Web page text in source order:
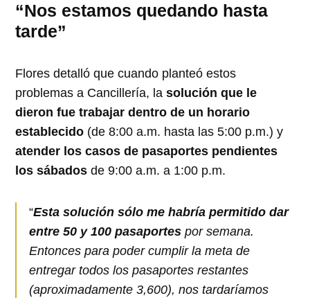
“Nos estamos quedando hasta
tarde”
Flores detalló que cuando planteó estos
problemas a Cancillería, la solución que le
dieron fue trabajar dentro de un horario
establecido (de 8:00 a.m. hasta las 5:00 p.m.) y
atender los casos de pasaportes pendientes
los sábados de 9:00 a.m. a 1:00 p.m.
“Esta solución sólo me habría permitido dar
entre 50 y 100 pasaportes por semana.
Entonces para poder cumplir la meta de
entregar todos los pasaportes restantes
(aproximadamente 3,600), nos tardaríamos